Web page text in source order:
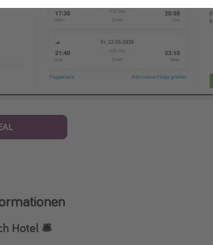
Hotel 🛎️